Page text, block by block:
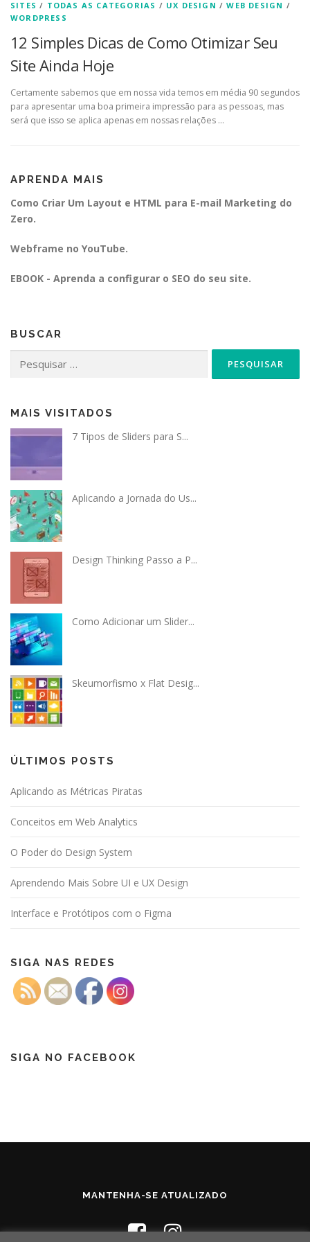
SITES / TODAS AS CATEGORIAS / UX DESIGN /WEB DESIGN /
WORDPRESS
12 Simples Dicas de Como Otimizar Seu
Site Ainda Hoje
Certamente sabemos que em nossa vida temos em média 90 segundos
para apresentar uma boa primeira impressão para as pessoas, mas
será que isso se aplica apenas em nossas relações …
APRENDA MAIS
Como Criar Um Layout e HTML para E-mail Marketing do
Zero.
Webframe no YouTube.
EBOOK - Aprenda a configurar o SEO do seu site.
BUSCAR
por:
MAIS VISITADOS
7 Tipos de Sliders para S...
Aplicando a Jornada do Us...
Design Thinking Passo a P...
Como Adicionar um Slider...
Skeumorfismo x Flat Desig...
ÚLTIMOS POSTS
Aplicando as Métricas Piratas
Conceitos em Web Analytics
O Poder do Design System
Aprendendo Mais Sobre UI e UX Design
Interface e Protótipos com o Figma
SIGA NAS REDES
SIGA NO FACEBOOK
MANTENHA-SE ATUALIZADO